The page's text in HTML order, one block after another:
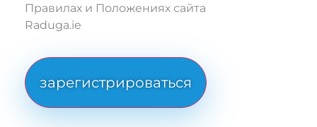
Правилах и Положениях сайта
Raduga.ie
No val